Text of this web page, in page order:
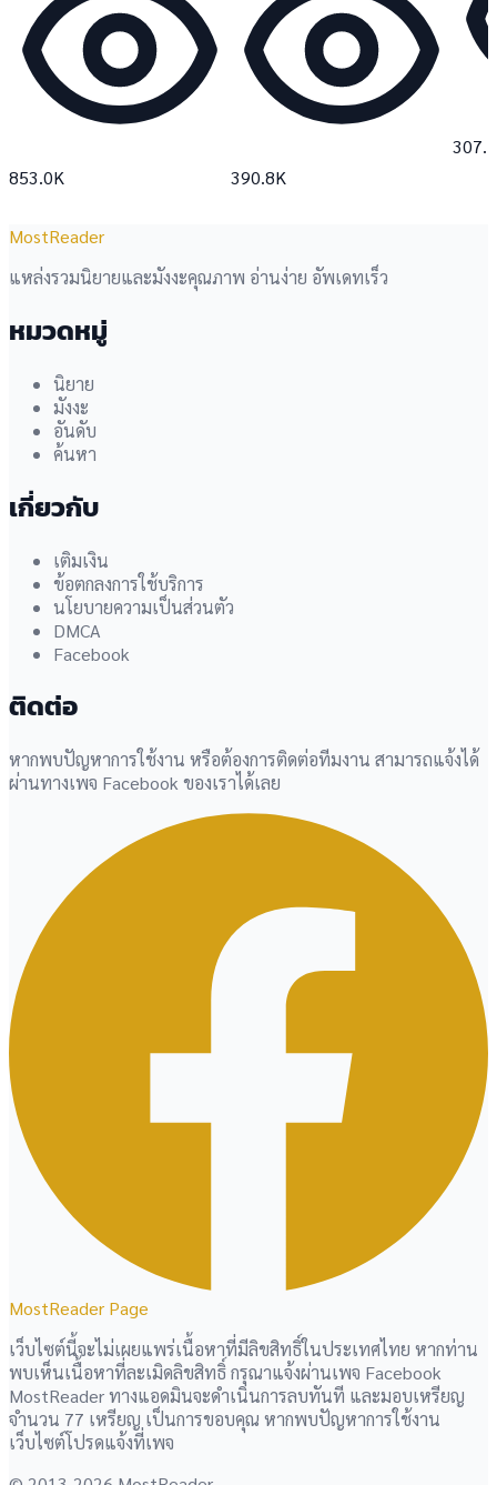
853.0K 390.8K
MostReader
แหล่งรวมนิยายและมังงะคุณภาพ อ่านง่าย อัพเดทเร็ว
หมวดหมู่
นิยาย
มังงะ
อันดับ
ค้นหา
เกี่ยวกับ
เติมเงิน
ข้อตกลงการใช้บริการ
นโยบายความเป็นส่วนตัว
DMCA
Facebook
ติดต่อ
หากพบปัญหาการใช้งาน หรือต้องการติดต่อทีมงาน สามารถแจ้งได้
ผ่านทางเพจ Facebook ของเราได้เลย
MostReader Page
เว็บไซต์นี้จะไม่เผยแพร่เนื้อหาที่มีลิขสิทธิ์ในประเทศไทย หากท่าน
พบเห็นเนื้อหาที่ละเมิดลิขสิทธิ์ กรุณาแจ้งผ่านเพจ Facebook
MostReader ทางแอดมินจะดำเนินการลบทันที และมอบเหรียญ
จำนวน 77 เหรียญ เป็นการขอบคุณ หากพบปัญหาการใช้งาน
เว็บไซต์โปรดแจ้งที่เพจ